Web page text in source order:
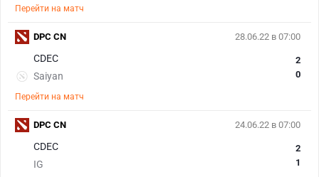
Перейти на матч
28.06.22 в 07:00
CDEC
Saiyan
2
0
Перейти на матч
DPC CN
24.06.22 в 07:00
CDEC
IG
2
1
DPC CN